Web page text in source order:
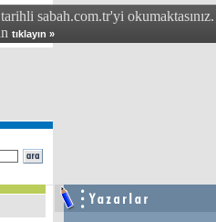
tarihli sabah.com.tr'yi okumaktasınız.
tıklayın »